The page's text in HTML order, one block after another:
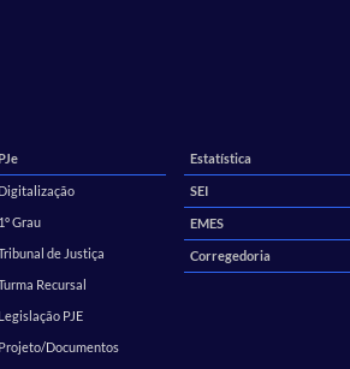
Digitalização
1º Grau
de Justiça
Recursal
Legislação PJE
Projeto/Documentos
Estatística
SEI
EMES
Corregedoria